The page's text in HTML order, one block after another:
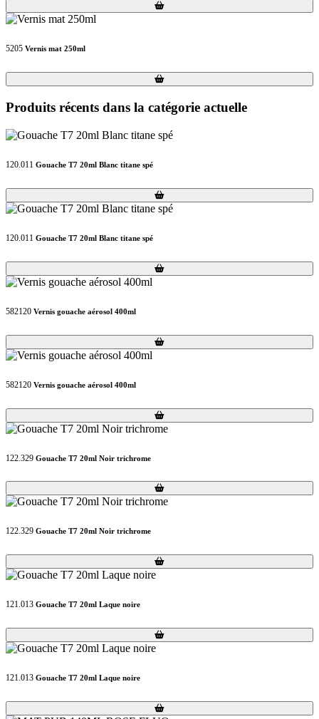
Loading...
Loading...
5205 Vernis mat 250ml
Loading...
Loading...
Produits récents dans la catégorie actuelle
120.011 Gouache T7 20ml Blanc titane spé
Loading...
Loading...
120.011 Gouache T7 20ml Blanc titane spé
Loading...
Loading...
582120 Vernis gouache aérosol 400ml
Loading...
Loading...
582120 Vernis gouache aérosol 400ml
Loading...
Loading...
122.329 Gouache T7 20ml Noir trichrome
Loading...
Loading...
122.329 Gouache T7 20ml Noir trichrome
Loading...
Loading...
121.013 Gouache T7 20ml Laque noire
Loading...
Loading...
121.013 Gouache T7 20ml Laque noire
Loading...
Loading...